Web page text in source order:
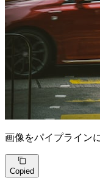
画像をパイプライン
Copied